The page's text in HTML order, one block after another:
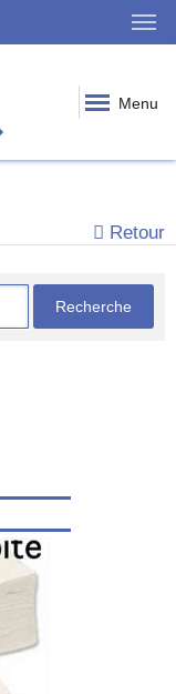
Menu
Retour